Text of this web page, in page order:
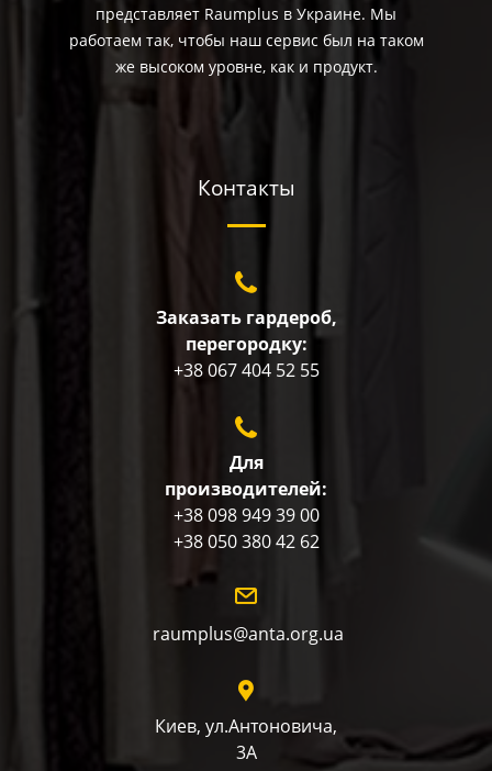
представляет Raumplus в Украине. Мы
работаем так, чтобы наш сервис был на таком
же высоком уровне, как и продукт.
Контакты
Заказать гардероб,
перегородку:
+38 067 404 52 55
Для
производителей:
+38 098 949 39 00
+38 050 380 42 62
raumplus@anta.org.ua
Киев, ул.Антоновича,
3А